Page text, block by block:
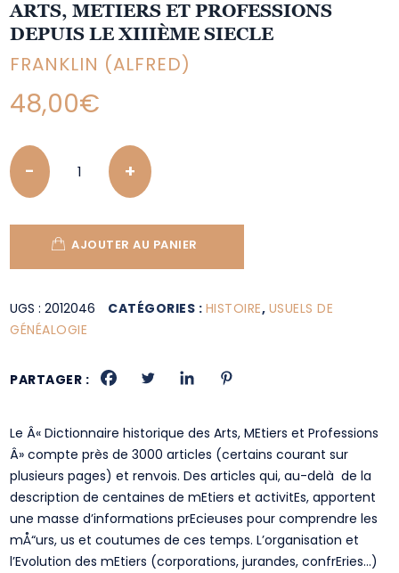
ARTS, METIERS ET PROFESSIONS
DEPUIS LE XIIIÈME SIECLE
FRANKLIN (ALFRED)
48,00€
Quantity
AJOUTER AU PANIER
UGS :2012046 CATÉGORIES : HISTOIRE, USUELS DE
GÉNÉALOGIE
PARTAGER :
Le Â« Dictionnaire historique des Arts, MEtiers et Professions
Â» compte près de 3000 articles (certains courant sur
plusieurs pages) et renvois. Des articles qui, au-delà de la
description de centaines de mEtiers et activitEs, apportent
une masse d’informations prEcieuses pour comprendre les
mÅ“urs, us et coutumes de ces temps. L’organisation et
l’Evolution des mEtiers (corporations, jurandes, confrEries…)